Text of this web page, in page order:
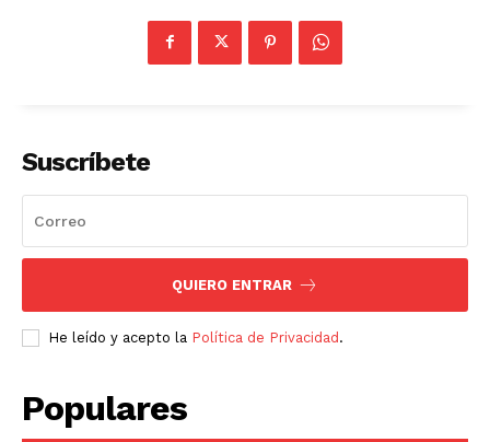
Suscríbete
QUIERO ENTRAR
He leído y acepto la Política de Privacidad.
Populares